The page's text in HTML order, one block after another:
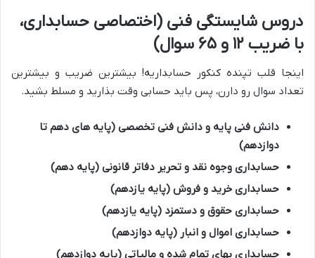
دروس شایستگی فنی (اختصاصی حسابداری،
با ضریب ۱۲ و ۶۵ سوال)
اینجا قلب تپنده کنکور حسابداریه! بیشترین ضریب و بیشترین
تعداد سوال رو دارن، پس باید حسابی وقت بذارید و مسلط بشید.
دانش فنی پایه و دانش فنی تخصصی (پایه های دهم تا
دوازدهم)
حسابداری وجوه نقد و تحریر دفاتر قانونی (پایه دهم)
حسابداری خرید و فروش (پایه یازدهم)
حسابداری حقوق و دستمزد (پایه یازدهم)
حسابداری اموال و انبار (پایه دوازدهم)
حسابداری بهای تمام شده و مالیاتی (پایه دوازدهم)